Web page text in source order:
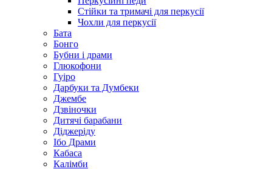
Стійки та тримачі для перкусії
Чохли для перкусії
Бата
Бонго
Бубни і драми
Глюкофони
Гуіро
Дарбуки та Думбеки
Джембе
Дзвіночки
Дитячі барабани
Діджеріду
Ібо Драми
Кабаса
Калімби